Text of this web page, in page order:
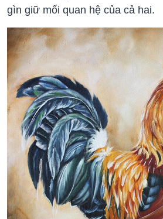
gìn giữ mối quan hệ của cả hai.